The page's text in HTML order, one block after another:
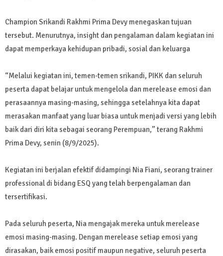
Champion Srikandi Rakhmi Prima Devy menegaskan tujuan
tersebut. Menurutnya, insight dan pengalaman dalam kegiatan ini
dapat memperkaya kehidupan pribadi, sosial dan keluarga
“Melalui kegiatan ini, temen-temen srikandi, PIKK dan seluruh
peserta dapat belajar untuk mengelola dan merelease emosi dan
perasaannya masing-masing, sehingga setelahnya kita dapat
merasakan manfaat yang luar biasa untuk menjadi versi yang lebih
baik dari diri kita sebagai seorang Perempuan,” terang Rakhmi
Prima Devy, senin (8/9/2025).
Kegiatan ini berjalan efektif didampingi Nia Fiani, seorang trainer
professional di bidang ESQ yang telah berpengalaman dan
tersertifikasi.
Pada seluruh peserta, Nia mengajak mereka untuk merelease
emosi masing-masing. Dengan merelease setiap emosi yang
dirasakan, baik emosi positif maupun negative, seluruh peserta